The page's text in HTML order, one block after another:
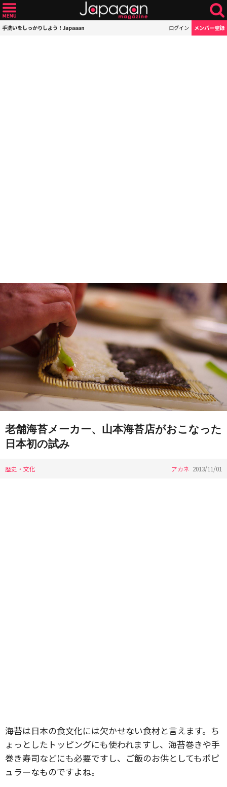
手洗いをしっかりしよう！Japaaan ログイン メンバー登録
老舗海苔メーカー、山本海苔店がおこなった
日本初の試み
歴史・文化 アカネ 2013/11/01
海苔は日本の食文化には欠かせない食材と言えます。ち
ょっとしたトッピングにも使われますし、海苔巻きや手
巻き寿司などにも必要ですし、ご飯のお供としてもポピ
ュラーなものですよね。